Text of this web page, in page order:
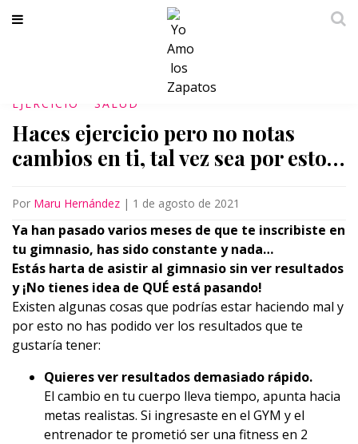
EJERCICIO SALUD
Haces ejercicio pero no notas
cambios en ti, tal vez sea por esto…
Por Maru Hernández | 1 de agosto de 2021
Ya han pasado varios meses de que te inscribiste en
tu gimnasio, has sido constante y nada…
Estás harta de asistir al gimnasio sin ver resultados
y ¡No tienes idea de QUÉ está pasando!
Existen algunas cosas que podrías estar haciendo mal y
por esto no has podido ver los resultados que te
gustaría tener:
Quieres ver resultados demasiado rápido.
El cambio en tu cuerpo lleva tiempo, apunta hacia
metas realistas. Si ingresaste en el GYM y el
entrenador te prometió ser una fitness en 2